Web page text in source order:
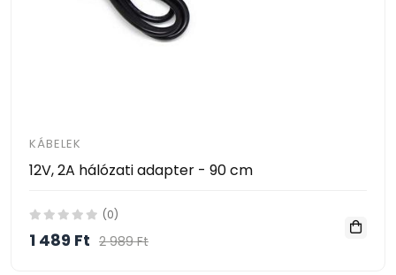
KÁBELEK
12V, 2A hálózati adapter - 90 cm
(0)
1 489 Ft 2 989 Ft